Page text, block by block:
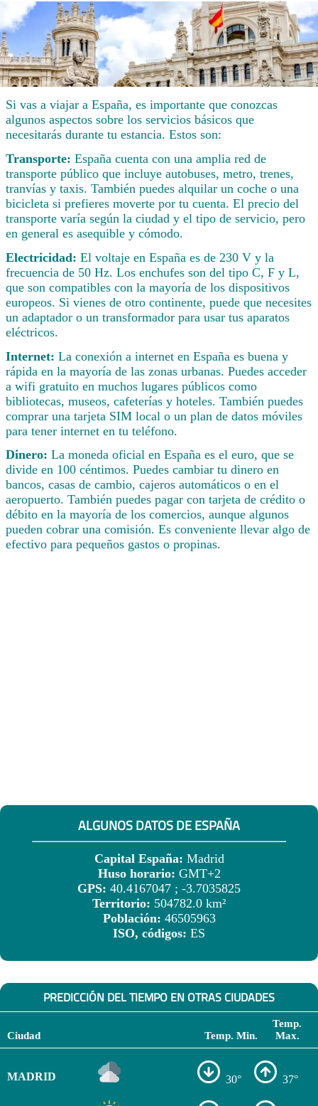
Si vas a viajar a España, es importante que conozcas
algunos aspectos sobre los servicios básicos que
necesitarás durante tu estancia. Estos son:
Transporte: España cuenta con una amplia red de
transporte público que incluye autobuses, metro, trenes,
tranvías y taxis. También puedes alquilar un coche o una
bicicleta si prefieres moverte por tu cuenta. El precio del
transporte varía según la ciudad y el tipo de servicio, pero
en general es asequible y cómodo.
Electricidad: El voltaje en España es de 230 V y la
frecuencia de 50 Hz. Los enchufes son del tipo C, F y L,
que son compatibles con la mayoría de los dispositivos
europeos. Si vienes de otro continente, puede que necesites
un adaptador o un transformador para usar tus aparatos
eléctricos.
Internet: La conexión a internet en España es buena y
rápida en la mayoría de las zonas urbanas. Puedes acceder
a wifi gratuito en muchos lugares públicos como
bibliotecas, museos, cafeterías y hoteles. También puedes
comprar una tarjeta SIM local o un plan de datos móviles
para tener internet en tu teléfono.
Dinero: La moneda oficial en España es el euro, que se
divide en 100 céntimos. Puedes cambiar tu dinero en
bancos, casas de cambio, cajeros automáticos o en el
aeropuerto. También puedes pagar con tarjeta de crédito o
débito en la mayoría de los comercios, aunque algunos
pueden cobrar una comisión. Es conveniente llevar algo de
efectivo para pequeños gastos o propinas.
ALGUNOS DATOS DE ESPAÑA
Capital España: Madrid
Huso horario: GMT+2
GPS: 40.4167047 ; -3.7035825
Territorio: 504782.0 km²
Población: 46505963
ISO, códigos: ES
PREDICCIÓN DEL TIEMPO EN OTRAS CIUDADES
Ciudad Temp. Min.
Temp.
Max.
MADRID 30° 37°